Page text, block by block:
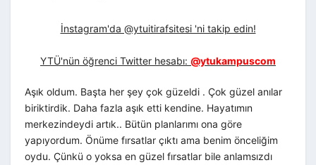
İnstagram'da @ytuitirafsitesi 'ni takip edin!
YTÜ'nün öğrenci Twitter hesabı: @ytukampuscom
Aşık oldum. Başta her şey çok güzeldi . Çok güzel anılar
biriktirdik. Daha fazla aşık etti kendine. Hayatımın
merkezindeydi artık.. Bütün planlarımı ona göre
yapıyordum. Önüme fırsatlar çıktı ama benim önceliğim
oydu. Çünkü o yoksa en güzel fırsatlar bile anlamsızdı